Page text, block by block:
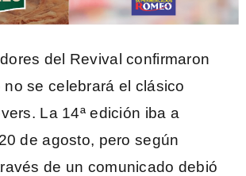
del Revival confirmaron
se celebrará el clásico
La 14ª edición iba a
de agosto, pero según
de un comunicado debió